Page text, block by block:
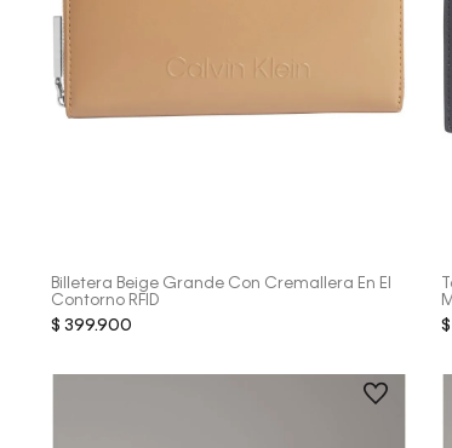
Billetera Beige Grande Con Cremallera En El
Contorno RFID
$ 399.900
$